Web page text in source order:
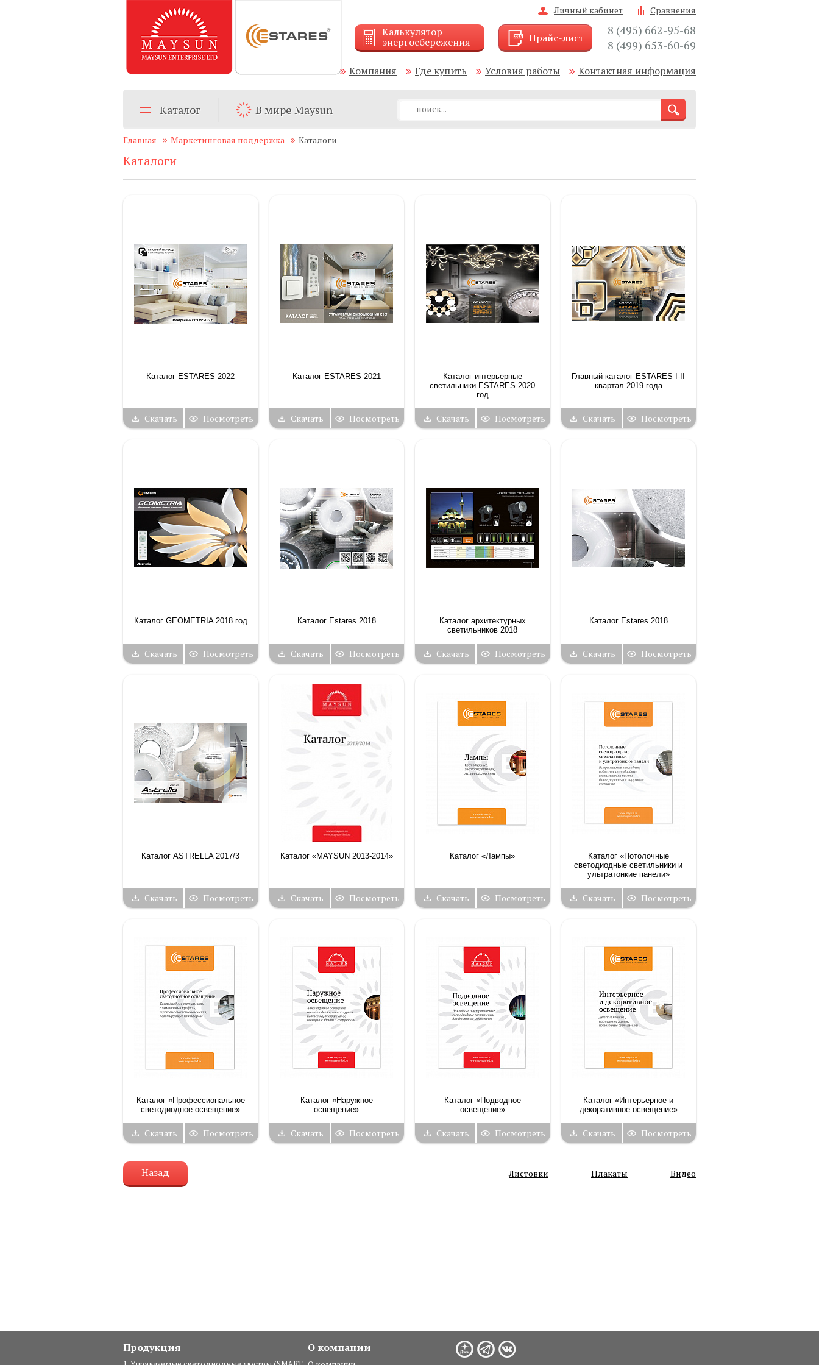
Личный кабинет Сравнения
Калькулятор
энергосбережения Прайс-лист
8 (495) 662-95-68
8 (499) 653-60-69
Контактная информация
Условия работы
Где купить
Компания
Каталог В мире Maysun
Главная Маркетинговая поддержка Каталоги
Каталоги
Каталог ESTARES 2022
Скачать Посмотреть
Каталог ESTARES 2021
Скачать Посмотреть
Каталог интерьерные
светильники ESTARES 2020
год
Скачать Посмотреть
Главный каталог ESTARES I-II
квартал 2019 года
Скачать Посмотреть
Каталог GEOMETRIA 2018 год
Скачать Посмотреть
Каталог Estares 2018
Скачать Посмотреть
Каталог архитектурных
светильников 2018
Скачать Посмотреть
Каталог Estares 2018
Скачать Посмотреть
Каталог ASTRELLA 2017/3
Скачать Посмотреть
Каталог «MAYSUN 2013-2014»
Скачать Посмотреть
Каталог «Лампы»
Скачать Посмотреть
Каталог «Потолочные
светодиодные светильники и
ультратонкие панели»
Скачать Посмотреть
Каталог «Профессиональное
светодиодное освещение»
Скачать Посмотреть
Каталог «Наружное
освещение»
Скачать Посмотреть
Каталог «Подводное
освещение»
Скачать Посмотреть
Каталог «Интерьерное и
декоративное освещение»
Скачать Посмотреть
Назад Листовки Плакаты Видео
Продукция О компании